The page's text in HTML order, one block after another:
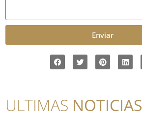
Enviar
ULTIMAS NOTICIAS